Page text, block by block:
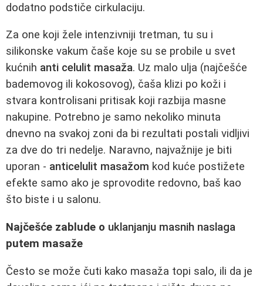
dodatno podstiče cirkulaciju.
Za one koji žele intenzivniji tretman, tu su i
silikonske vakum čaše koje su se probile u svet
kućnih anti celulit masaža. Uz malo ulja (najčešće
bademovog ili kokosovog), čaša klizi po koži i
stvara kontrolisani pritisak koji razbija masne
nakupine. Potrebno je samo nekoliko minuta
dnevno na svakoj zoni da bi rezultati postali vidljivi
za dve do tri nedelje. Naravno, najvažnije je biti
uporan - anticelulit masažom kod kuće postižete
efekte samo ako je sprovodite redovno, baš kao
što biste i u salonu.
Najčešće zablude o uklanjanju masnih naslaga
putem masaže
Često se može čuti kako masaža topi salo, ili da je